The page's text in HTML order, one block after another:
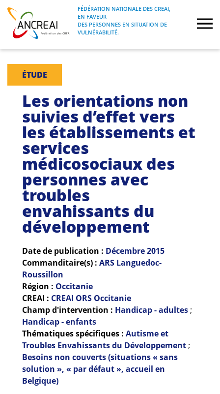
Skip
content
ANCREAI
FÉDÉRATION NATIONALE DES CREAI, EN
FAVEUR DES PERSONNES EN SITUATION
FÉDÉRATION NATIONALE DES CREAI,
EN FAVEUR
DES PERSONNES EN SITUATION DE
VULNÉRABILITÉ.
À propos
Journées nationales
Formations
Projets Fédéraux
Espace emploi
Guides et outils
Actualités
ARSENE
ÉTUDE
Les orientations non
suivies d’effet vers
les établissements et
services
médicosociaux des
personnes avec
troubles
envahissants du
développement
Date de publication : Décembre2015
Commanditaire(s) : ARS Languedoc-
Roussillon
Région : Occitanie
CREAI : CREAI ORS Occitanie
Champ d'intervention : Handicap - adultes;
Handicap - enfants
Thématiques spécifiques : Autisme et
Troubles Envahissants du Développement;
Besoins non couverts (situations « sans
solution », « par défaut », accueil en
Belgique)